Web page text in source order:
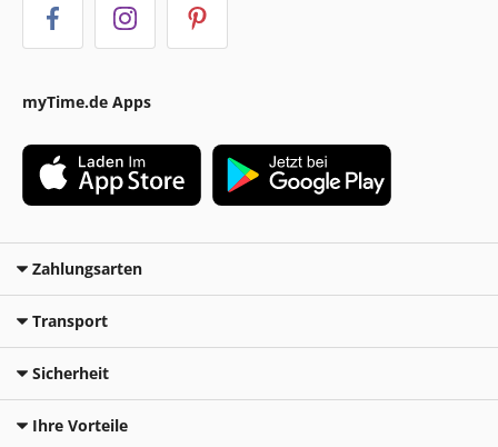
myTime.de Apps
Zahlungsarten
Transport
Sicherheit
Ihre Vorteile